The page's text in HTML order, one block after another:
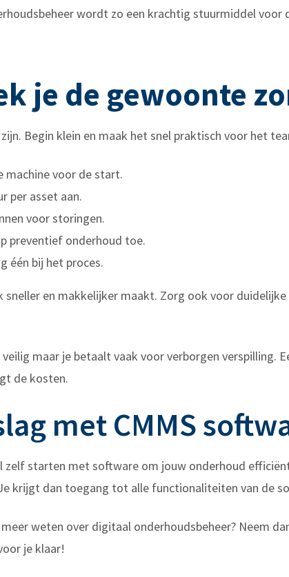
wordt zo een krachtig stuurmiddel voor
je de gewoonte
Begin klein en maak het snel praktisch voor het
machine voor de start.
per asset aan.
voor storingen.
preventief onderhoud toe.
één bij het proces.
sneller en makkelijker maakt. Zorg ook voor
maar je betaalt vaak voor verborgen verspilling.
de kosten.
met CMMS
zelf starten met software om jouw onderhoud
krijgt dan toegang tot alle functionaliteiten van de
weten over digitaal onderhoudsbeheer? Neem
je klaar!